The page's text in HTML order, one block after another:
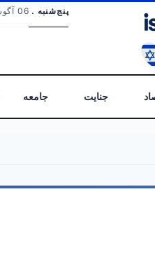
پنج‌شنبه . 06 آگوست . 2026
جنایت جامعه